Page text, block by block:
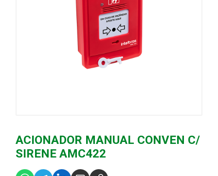
ACIONADOR MANUAL CONVEN C/
SIRENE AMC422